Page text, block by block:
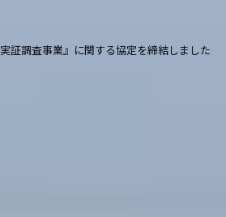
証調査事業』に関する協定を締結しました